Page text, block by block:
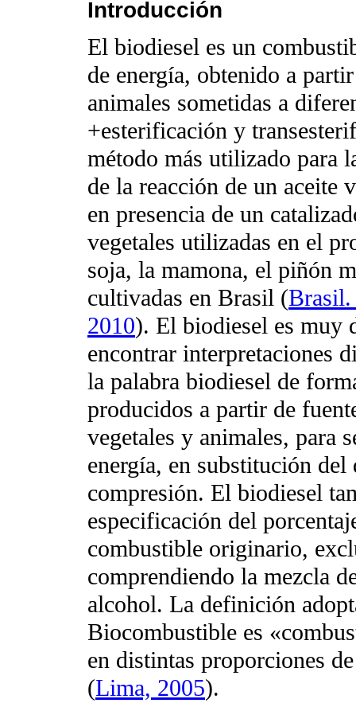
Introducción
El biodiesel es un
de energía, obtenido a
animales sometidas a
+esterificación y
método más utilizado para
de la reacción de un aceite
en presencia de un
vegetales utilizadas en el
soja, la mamona, el piñón
cultivadas en Brasil (Brasil.
2010). El biodiesel es muy
encontrar interpretaciones
la palabra biodiesel de
producidos a partir de
vegetales y animales, para
energía, en substitución
compresión. El biodiesel
especificación del
combustible originario,
comprendiendo la mezcla
alcohol. La definición
Biocombustible es
en distintas proporciones
(Lima, 2005).